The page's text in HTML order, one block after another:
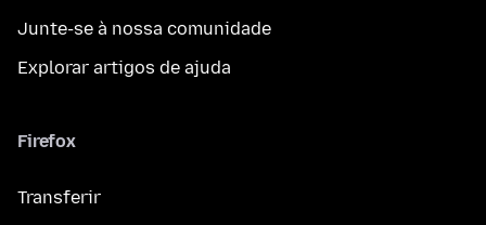
Junte-se à nossa comunidade
Explorar artigos de ajuda
Firefox
Transferir